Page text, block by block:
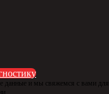
данные и мы свяжемся с вами для